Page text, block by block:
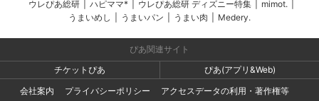
ウレぴあ総研 ハピママ* ウレぴあ総研 ディズニー特集 mimot.
うまいめし
うまいパン うまい肉 Medery.
ぴあ関連サイト
チケットぴあ
ぴあ(アプリ&Web)
会社案内
プライバシーポリシー アクセスデータの利用・著作権等